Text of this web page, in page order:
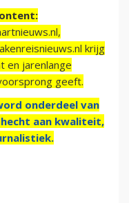
krijg
en jarenlange
geeft.
onderdeel van
hecht aan kwaliteit,